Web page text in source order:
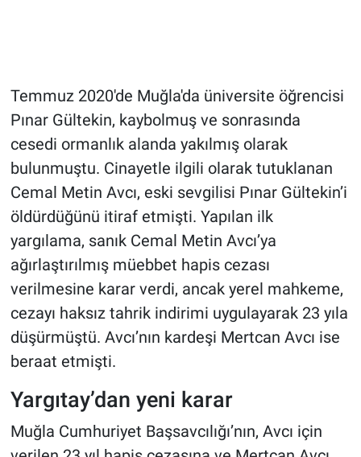
Temmuz 2020'de Muğla'da üniversite öğrencisi
Pınar Gültekin, kaybolmuş ve sonrasında
cesedi ormanlık alanda yakılmış olarak
bulunmuştu. Cinayetle ilgili olarak tutuklanan
Cemal Metin Avcı, eski sevgilisi Pınar Gültekin’i
öldürdüğünü itiraf etmişti. Yapılan ilk
yargılama, sanık Cemal Metin Avcı’ya
ağırlaştırılmış müebbet hapis cezası
verilmesine karar verdi, ancak yerel mahkeme,
cezayı haksız tahrik indirimi uygulayarak 23 yıla
düşürmüştü. Avcı’nın kardeşi Mertcan Avcı ise
beraat etmişti.
Yargıtay’dan yeni karar
Muğla Cumhuriyet Başsavcılığı’nın, Avcı için